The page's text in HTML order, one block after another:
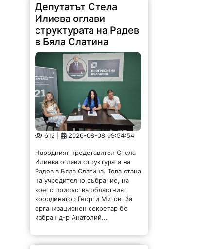
Депутатът Стела
Илиева оглави
структурата на Радев
в Бяла Слатина
612 | 2026-08-08 09:54:54
Народният представител Стела
Илиева оглави структурата на
Радев в Бяла Слатина. Това стана
на учредително събрание, на
което присъства областният
координатор Георги Митов. За
организационен секретар бе
избран д-р Анатолий...